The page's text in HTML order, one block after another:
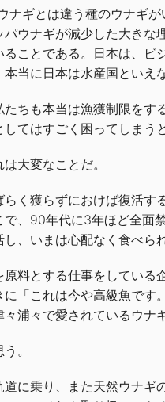
ナギとは違う種のウナギ
ウナギが減少した大き
ことである。日本は、
当に日本は水産国といえ
たちも本当は漁獲制限を
てはすごく困ってしまう
大変なことだ。
く獲らずにおけば復活
、90年代に3年ほど全面
、いまは心配なく食べら
料とする仕事をしてい
に「これは今や高級魚で
浦々で愛されているウナ
。
に乗り、また天然ウナ